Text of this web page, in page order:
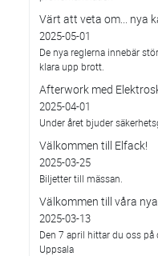
Värt att veta om... nya
2025-05-01
De nya reglerna innebär
klara upp brott.
Afterwork med
2025-04-01
Under året bjuder
Välkommen till Elfack!
2025-03-25
Biljetter till mässan.
Välkommen till våra
2025-03-13
Den 7 april hittar du oss på
Uppsala